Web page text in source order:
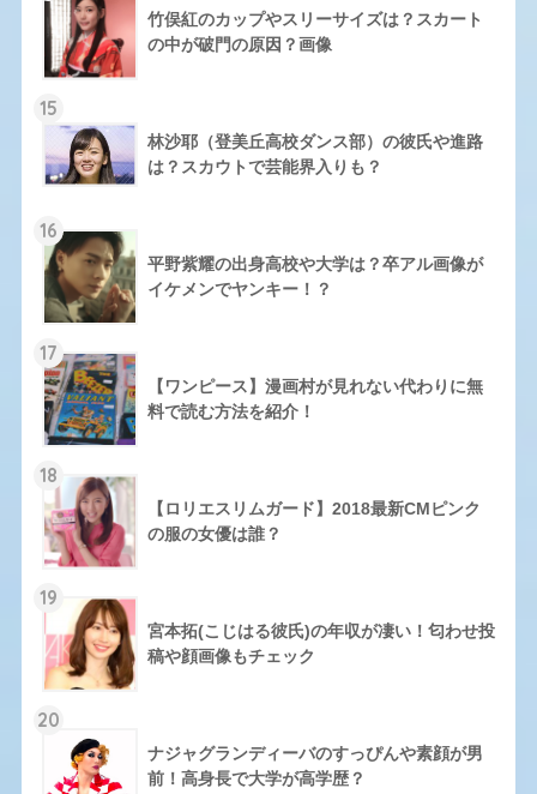
竹俣紅のカップやスリーサイズは？スカート
の中が破門の原因？画像
15
林沙耶（登美丘高校ダンス部）の彼氏や進路
は？スカウトで芸能界入りも？
16
平野紫耀の出身高校や大学は？卒アル画像が
イケメンでヤンキー！？
17
【ワンピース】漫画村が見れない代わりに無
料で読む方法を紹介！
18
【ロリエスリムガード】2018最新CMピンク
の服の女優は誰？
19
宮本拓(こじはる彼氏)の年収が凄い！匂わせ投
稿や顔画像もチェック
20
ナジャグランディーバのすっぴんや素顔が男
前！高身長で大学が高学歴？